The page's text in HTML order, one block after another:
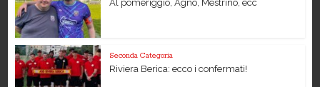
Al pomeriggio, Agno, Mestrino, ecc
Seconda Categoria
Riviera Berica: ecco i confermati!